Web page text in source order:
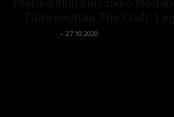
- 27.10.2020